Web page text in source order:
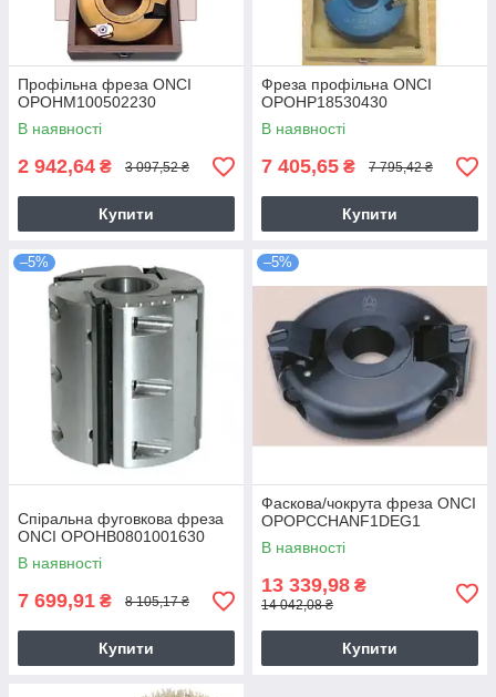
Профільна фреза ONCI
OPOHM100502230
В наявності
2 942,64 ₴ 3 097,52 ₴
Купити
Фреза профільна ONCI
OPOHP18530430
В наявності
7 405,65 ₴ 7 795,42 ₴
Купити
–5%
Спіральна фуговкова фреза
ONCI OPOHB0801001630
В наявності
7 699,91 ₴ 8 105,17 ₴
Купити
–5%
Фаскова/чокрута фреза ONCI
OPOPCCHANF1DEG1
В наявності
13 339,98 ₴
14 042,08 ₴
Купити